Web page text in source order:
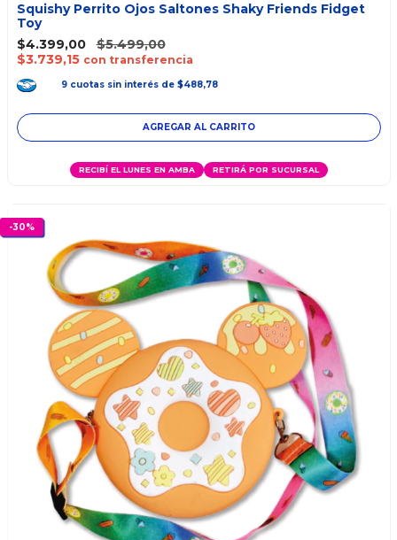
Squishy Perrito Ojos Saltones Shaky Friends Fidget
Toy
$4.399,00
$5.499,00
$3.739,15 con transferencia
9 cuotas sin interés de $488,78
RECIBÍ EL LUNES EN AMBA RETIRÁ POR SUCURSAL
-30%